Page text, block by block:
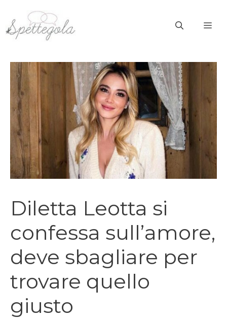
contenuto
Diletta Leotta si
confessa sull’amore,
deve sbagliare per
trovare quello
giusto